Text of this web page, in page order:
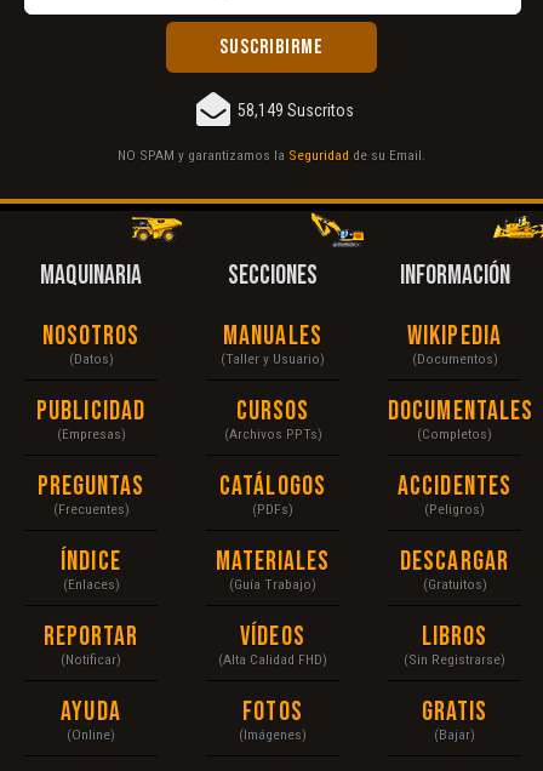
58,149 Suscritos
NO SPAM y garantizamos la Seguridad de su Email.
MAQUINARIA
Nosotros
(Datos)
Publicidad
(Empresas)
Preguntas
(Frecuentes)
Índice
(Enlaces)
Reportar
(Notificar)
Ayuda
(Online)
SECCIONES
Manuales
(Taller y Usuario)
Cursos
(Archivos PPTs)
Catálogos
(PDFs)
Materiales
(Guía Trabajo)
Vídeos
(Alta Calidad FHD)
Fotos
(Imágenes)
INFORMACIÓN
Wikipedia
(Documentos)
Documentales
(Completos)
Accidentes
(Peligros)
Descargar
(Gratuitos)
Libros
(Sin Registrarse)
Gratis
(Bajar)